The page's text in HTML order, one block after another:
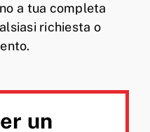
a tua completa
richiesta o
un